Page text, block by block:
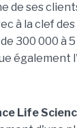
de ses
à la clef
300 000 à
également
Life